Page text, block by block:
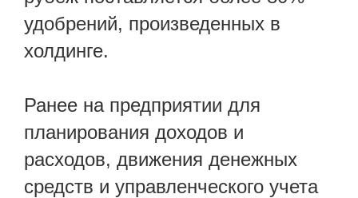
удобрений, произведенных в
холдинге.
Ранее на предприятии для
планирования доходов и
расходов, движения денежных
средств и управленческого учета